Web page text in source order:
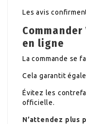
Les avis
en ligne
La commande se
Cela garantit
Évitez les
officielle.
N’attendez plus